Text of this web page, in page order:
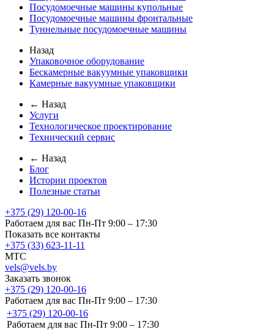
Посудомоечные машины купольные
Посудомоечные машины фронтальные
Туннельные посудомоечные машины
Назад
Упаковочное оборудование
Бескамерные вакуумные упаковщики
Камерные вакуумные упаковщики
← Назад
Услуги
Технологическое проектирование
Технический сервис
← Назад
Блог
Истории проектов
Полезные статьи
+375 (29) 120-00-16
Работаем для вас Пн-Пт 9:00 – 17:30
Показать все контакты
+375 (33) 623-11-11
MTC
vels@vels.by
Заказать звонок
+375 (29) 120-00-16
Работаем для вас Пн-Пт 9:00 – 17:30
+375 (29) 120-00-16
Работаем для вас Пн-Пт 9:00 – 17:30